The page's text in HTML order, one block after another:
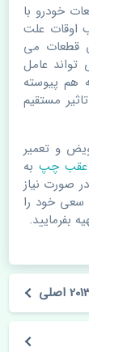
چپ تویوتا آریون 2012-2013 اصلی. قطعات خودرو با
اغلب اوقات علت
شدن قطعات می
می تواند عامل
ای به هم پیوسته
تاثیر مستقیم
تعویض و تعمیر
شلگیر عقب چپ به
در صورت نیاز
کنید. سعی خود را
تهیه بفرمایید.